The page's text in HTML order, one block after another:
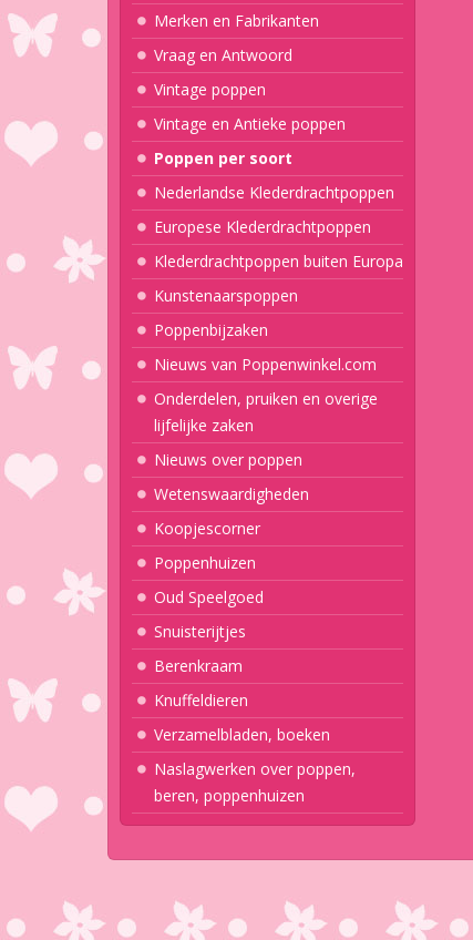
Merken en Fabrikanten
Vraag en Antwoord
Vintage poppen
Vintage en Antieke poppen
Poppen per soort
Nederlandse Klederdrachtpoppen
Europese Klederdrachtpoppen
Klederdrachtpoppen buiten Europa
Kunstenaarspoppen
Poppenbijzaken
Nieuws van Poppenwinkel.com
Onderdelen, pruiken en overige
lijfelijke zaken
Nieuws over poppen
Wetenswaardigheden
Koopjescorner
Poppenhuizen
Oud Speelgoed
Snuisterijtjes
Berenkraam
Knuffeldieren
Verzamelbladen, boeken
Naslagwerken over poppen,
beren, poppenhuizen